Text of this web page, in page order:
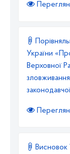
України
Верховної
Висновок